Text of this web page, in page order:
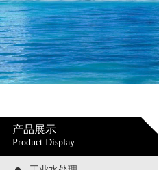
产品展示
Product Display